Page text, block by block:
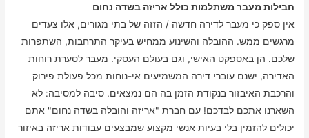
חבילות מעבר משתלמות כולל אריזה בשדה נחום
אין ספק כי מעבר לדירה חדשה / הזזה של בתי מגורים, אלו צעדים
מרגשים ממש. ההובלה והשינוע ממחיש בעיקר התרחבות, השתפרות
שלכם. הן באספקט האישי, וגם בעולם העסקי. מעבר לסערת רוחות
האדירה, ישנם עוברי דירה המשמיעים אי-נוחות מכל פעולת פירוק
והרכבת האיבזור בנקודת הזמן בה הם נמצאים. סיבה למסיבה: לא
השארנו אתכם לבדכם! עם חברת "אריזה והובלה בשדה נחום" אתם
יכולים להזמין בלי בעיות אנשי מקצוע שמבצעים עבודות אריזה באיזור